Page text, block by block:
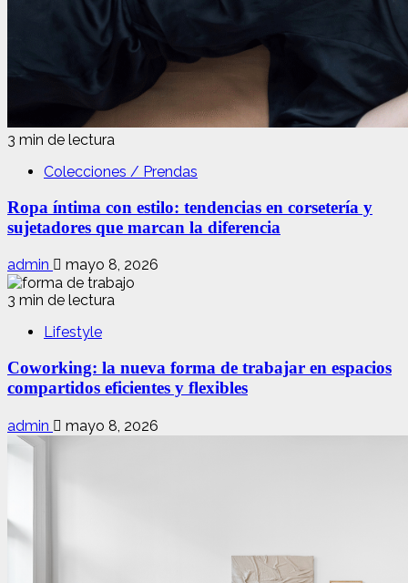
3 min de lectura
Colecciones / Prendas
Ropa íntima con estilo: tendencias en corsetería y
sujetadores que marcan la diferencia
admin mayo 8, 2026
3 min de lectura
Lifestyle
Coworking: la nueva forma de trabajar en espacios
compartidos eficientes y flexibles
admin mayo 8, 2026